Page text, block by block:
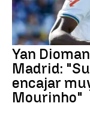
Yan
Madrid:
encajar
Mourinho"